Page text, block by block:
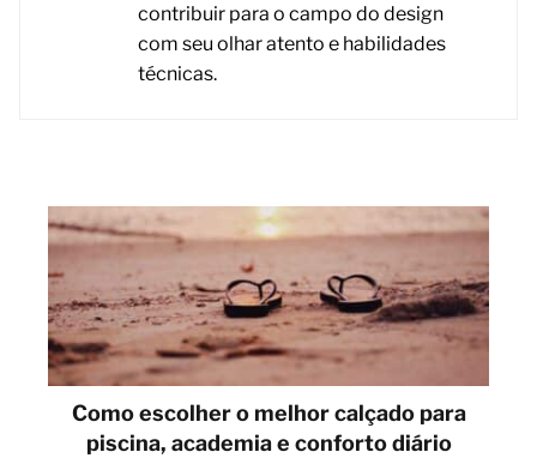
contribuir para o campo do design
com seu olhar atento e habilidades
técnicas.
Como escolher o melhor calçado para
piscina, academia e conforto diário